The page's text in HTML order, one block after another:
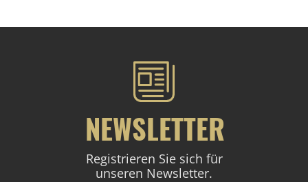
NEWSLETTER
Registrieren Sie sich für
unseren Newsletter.